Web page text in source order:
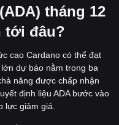
tháng 12
tới đâu?
cao Cardano có thể đạt
dự báo nằm trong ba
năng được chấp nhận
định liệu ADA bước vào
lực giảm giá.